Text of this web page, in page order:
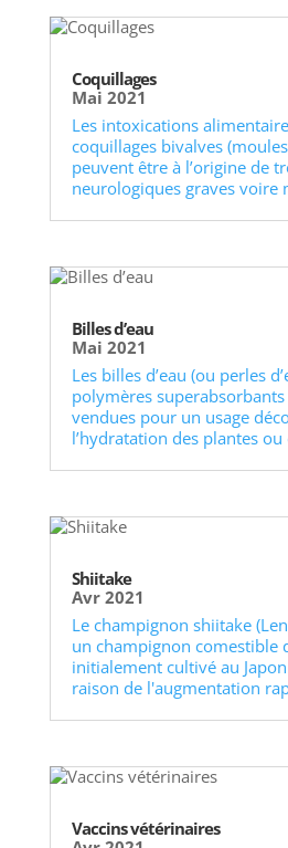
Coquillages
Mai 2021
Les intoxications
coquillages bivalves
peuvent être à l’origine de
neurologiques graves voire
Billes d’eau
Mai 2021
Les billes d’eau (ou perles
polymères superabsorbants
vendues pour un usage
l’hydratation des plantes ou
Shiitake
Avr 2021
Le champignon shiitake
un champignon comestible
initialement cultivé au
raison de l'augmentation
Vaccins vétérinaires